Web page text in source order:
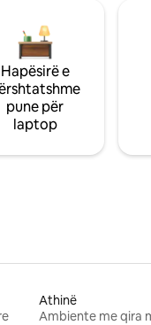
Hapësirë e
pune për
laptop
Athinë
Ambiente me qira